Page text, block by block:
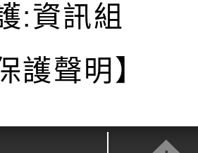
:資訊組
護聲明】